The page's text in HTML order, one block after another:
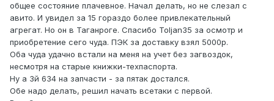
общее состояние плачевное. Начал делать, но не слезал с
авито. И увидел за 15 гораздо более привлекательный
агрегат. Но он в Таганроге. Спасибо Toljan35 за осмотр и
приобретение сего чуда. ПЭК за доставку взял 5000р.
Оба чуда удачно встали на меня на учет без загвоздок,
несмотря на старые книжки-техпаспорта.
Ну а 3й 634 на запчасти - за пятак достался.
Обе надо делать, решил начать всетаки с первой.